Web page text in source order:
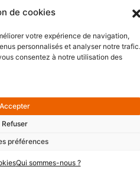
de cookies
votre expérience de navigation,
personnalisés et analyser notre trafic.
consentez à notre utilisation des
Accepter
Refuser
préférences
Qui sommes-nous ?
mobilité »